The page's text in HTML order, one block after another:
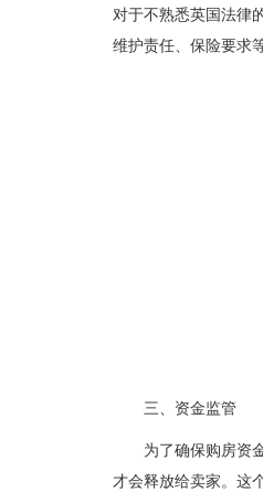
对于不熟悉英国法律
维护责任、保险要求
三、资金监管
为了确保购房资
才会释放给卖家。这